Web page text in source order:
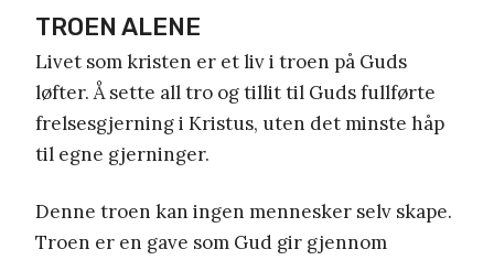
TROEN ALENE
Livet som kristen er et liv i troen på Guds
løfter. Å sette all tro og tillit til Guds fullførte
frelsesgjerning i Kristus, uten det minste håp
til egne gjerninger.
Denne troen kan ingen mennesker selv skape.
Troen er en gave som Gud gir gjennom